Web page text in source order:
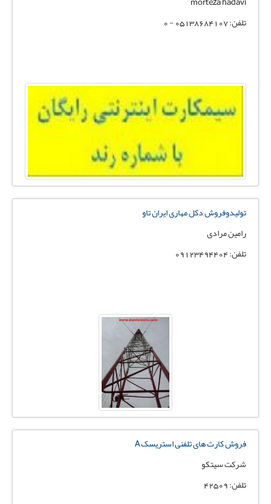
تلفن: 05138684107 - 0
تولیدوفروش دکل مهاری ایران تاو
رامین مرادی
تلفن: 09123494404
فروش کارت های تلفنی استریسک A
شرکت سیتکو
تلفن: 42509